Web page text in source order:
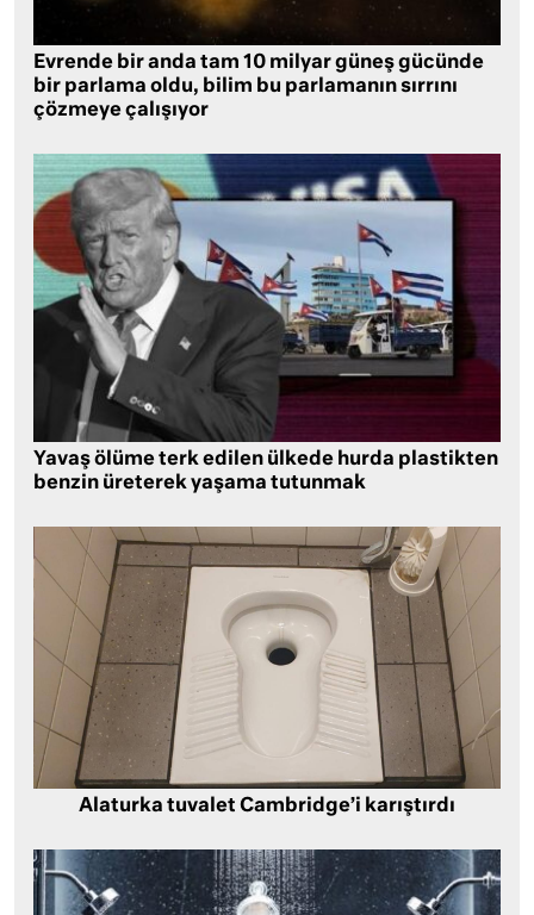
Evrende bir anda tam 10 milyar güneş gücünde
bir parlama oldu, bilim bu parlamanın sırrını
çözmeye çalışıyor
Yavaş ölüme terk edilen ülkede hurda plastikten
benzin üreterek yaşama tutunmak
Alaturka tuvalet Cambridge’i karıştırdı